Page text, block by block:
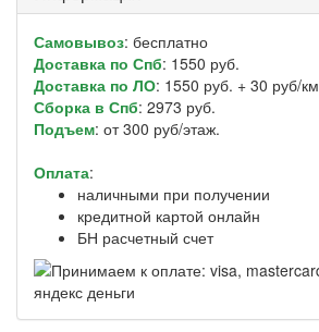
Самовывоз: бесплатно
Доставка по Спб: 1550 руб.
Доставка по ЛО: 1550 руб. + 30 руб/км
Сборка в Спб: 2973 руб.
Подъем: от 300 руб/этаж.
Оплата:
наличными при получении
кредитной картой онлайн
БН расчетный счет